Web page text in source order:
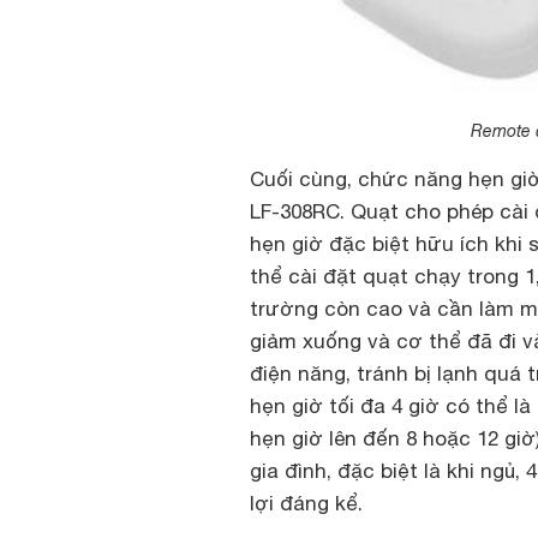
Remote
Cuối cùng, chức năng hẹn
LF-308RC. Quạt cho phép
hẹn giờ đặc biệt hữu ích khi
thể cài đặt quạt chạy trong
trường còn cao và cần làm
giảm xuống và cơ thể đã đi
điện năng, tránh bị lạnh quá
hẹn giờ tối đa 4 giờ có thể
hẹn giờ lên đến 8 hoặc 12
gia đình, đặc biệt là khi ngủ,
lợi đáng kể.